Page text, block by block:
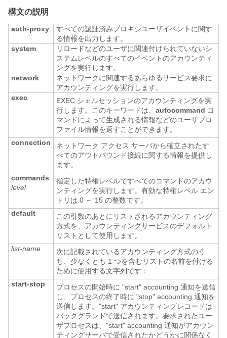
構文の説明
auth-proxy
すべての認証済みプロキシユーザイベントに関す
る情報を出力します。
system
リロードなどのユーザに関連付けられていないシ
ステムレベルのすべてのイベントのアカウンティ
ングを実行します。
network
ネットワークに関連するあらゆるサービス要求に
アカウンティングを実行します。
exec
EXEC シェルセッションのアカウンティングを実
行します。このキーワードは、 autocommand コ
マンドによって生成される情報などのユーザプロ
ファイル情報を返すことができます。
connection
ネットワーク アクセス サーバから確立されたす
べてのアウトバウンド接続に関する情報を提供し
ます。
commands
level
指定した特権レベルですべてのコマンドのアカウ
ンティングを実行します。有効な特権レベル エン
トリは 0 ～ 15 の整数です。
default
この引数のあとにリストされるアカウンティング
方式を、アカウンティングサービスのデフォルト
リストとして使用します。
list-name
次に記載されているアカウンティング方式のう
ち、少なくとも 1 つを含むリストの名前を付ける
ために使用する文字列です：
start-stop
プロセスの開始時に "start" accounting 通知を送信
し、プロセスの終了時に "stop" accounting 通知を
送信します。"start" アカウンティングレコードは
バックグランドで送信されます。要求されたユー
ザプロセスは、"start" accounting 通知がアカウン
ティングサーバで受信されたかどうかに関係なく